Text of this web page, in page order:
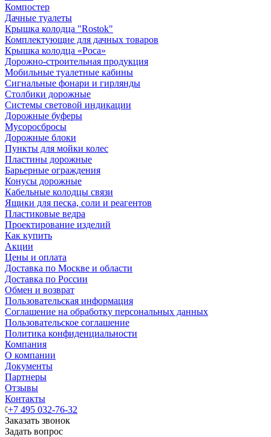
Компостер
Дачные туалеты
Крышка колодца "Rostok"
Комплектующие для дачных товаров
Крышка колодца «Роса»
Дорожно-строительная продукция
Мобильные туалетные кабины
Сигнальные фонари и гирлянды
Столбики дорожные
Системы световой индикации
Дорожные буферы
Мусоросбросы
Дорожные блоки
Пункты для мойки колес
Пластины дорожные
Барьерные ограждения
Конусы дорожные
Кабельные колодцы связи
Ящики для песка, соли и реагентов
Пластиковые ведра
Проектирование изделий
Как купить
Акции
Цены и оплата
Доставка по Москве и области
Доставка по России
Обмен и возврат
Пользовательская информация
Соглашение на обработку персональных данных
Пользовательское соглашение
Политика конфиденциальности
Компания
О компании
Документы
Партнеры
Отзывы
Контакты
+7 495 032-76-32
Заказать звонок
Задать вопрос